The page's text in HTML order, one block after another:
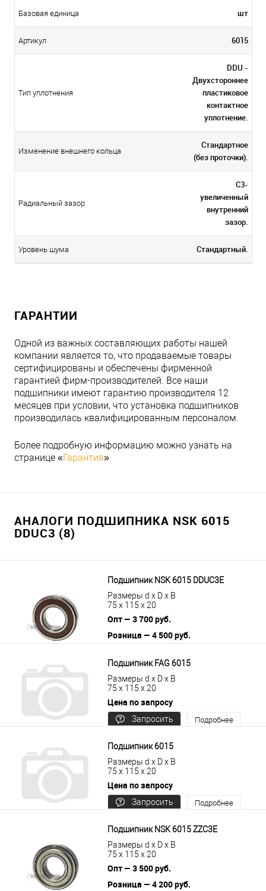
Базовая единица шт
Артикул 6015
Тип уплотнения
DDU -
Двухстороннее
пластиковое
контактное
уплотнение.
Изменение внешнего кольца
Стандартное
(без проточки).
Радиальный зазор
C3-
увеличенный
внутренний
зазор.
Уровень шума Стандартный.
ГАРАНТИИ
Одной из важных составляющих работы нашей
компании является то, что продаваемые товары
сертифицированы и обеспечены фирменной
гарантией фирм-производителей. Все наши
подшипники имеют гарантию производителя 12
месяцев при условии, что установка подшипников
производилась квалифицированным персоналом.
Более подробную информацию можно узнать на
странице «Гарантия»
АНАЛОГИ ПОДШИПНИКА NSK 6015
DDUC3 (8)
Подшипник NSK 6015 DDUC3E
Размеры d x D x B
75 x 115 x 20
Опт — 3 700 руб.
Розница — 4 500 руб.
Подшипник FAG 6015
Размеры d x D x B
75 x 115 x 20
Цена по запросу
Запросить
Подробнее
Подшипник 6015
Размеры d x D x B
75 x 115 x 20
Цена по запросу
Запросить
Подробнее
Подшипник NSK 6015 ZZC3E
Размеры d x D x B
75 x 115 x 20
Опт — 3 500 руб.
Розница — 4 200 руб.